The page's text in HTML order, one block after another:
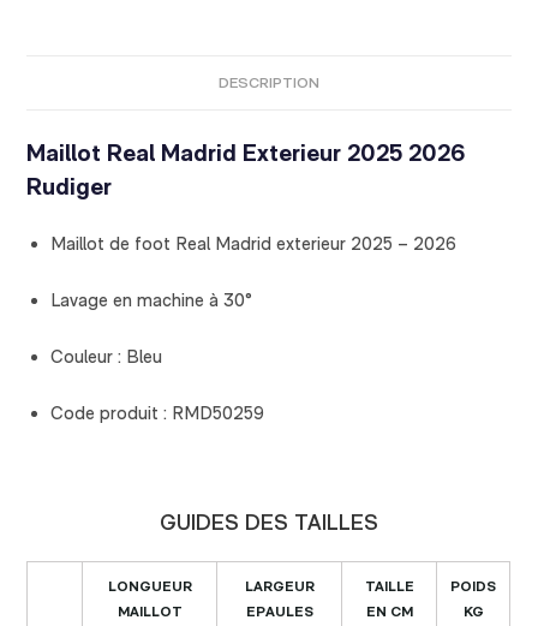
DESCRIPTION
Maillot Real Madrid Exterieur 2025 2026
Rudiger
Maillot de foot Real Madrid exterieur 2025 – 2026
Lavage en machine à 30°
Couleur : Bleu
Code produit : RMD50259
GUIDES DES TAILLES
LONGUEUR
MAILLOT
LARGEUR
EPAULES
TAILLE
EN CM
POIDS
KG